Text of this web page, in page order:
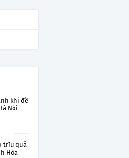
khi đề
Nội
trĩu quả
Hòa